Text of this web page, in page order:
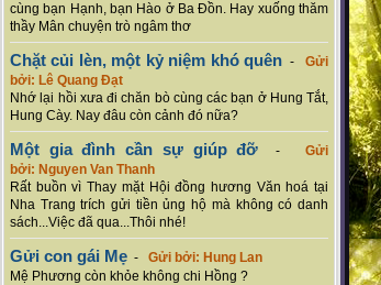
cùng bạn Hạnh, bạn Hào ở Ba Đồn. Hay xuống thăm
thầy Mân chuyện trò ngâm thơ
Chặt củi lèn, một kỷ niệm khó quên-Gửi
bởi: Lê Quang Đạt
Nhớ lại hồi xưa đi chăn bò cùng các bạn ở Hung Tắt,
Hung Cày. Nay đâu còn cảnh đó nữa?
Một gia đình cần sự giúp đỡ -Gửi
bởi: Nguyen Van Thanh
Rất buồn vì Thay mặt Hội đồng hương Văn hoá tại
Nha Trang trích gửi tiền ủng hộ mà không có danh
sách...Việc đã qua...Thôi nhé!
Gửi con gái Mẹ - Gửi bởi: Hung Lan
Mệ Phương còn khỏe không chi Hồng ?